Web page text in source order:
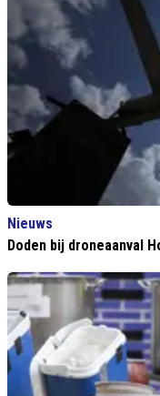
Nieuws
Doden bij droneaanval